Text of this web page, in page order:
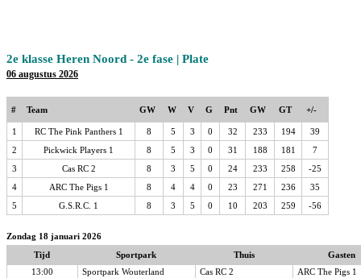
2e klasse Heren Noord - 2e fase | Plate
06 augustus 2026
# Team GW W V G Pnt GW GT +/-
1 RC The Pink Panthers 1 8 5 3 0 32 233 194
39
2
Pickwick Players 1 8 5 3 0 31 188 181
7
3
Cas RC 2 8 3 5 0 24 233 258
-25
4
ARC The Pigs 1 8 4 4 0 23 271 236
35
5
G.S.R.C. 1 8 3 5 0 10 203 259 -56
Zondag 18 januari 2026
Tijd
Sportpark Thuis
Gasten
13:00
Sportpark Wouterland Cas RC 2
ARC The Pigs 1